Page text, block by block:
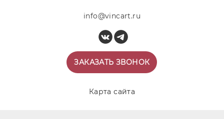
info@vincart.ru
ЗАКАЗАТЬ ЗВОНОК
Карта сайта